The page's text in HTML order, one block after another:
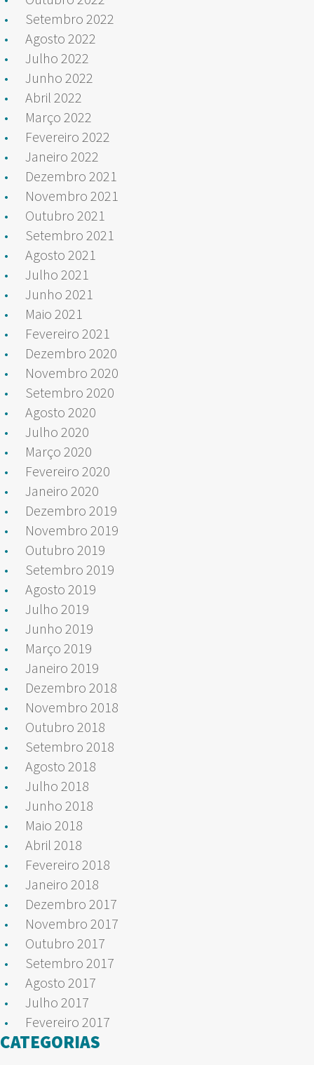
Setembro 2022
Agosto 2022
Julho 2022
Junho 2022
Abril 2022
Março 2022
Fevereiro 2022
Janeiro 2022
Dezembro 2021
Novembro 2021
Outubro 2021
Setembro 2021
Agosto 2021
Julho 2021
Junho 2021
Maio 2021
Fevereiro 2021
Dezembro 2020
Novembro 2020
Setembro 2020
Agosto 2020
Julho 2020
Março 2020
Fevereiro 2020
Janeiro 2020
Dezembro 2019
Novembro 2019
Outubro 2019
Setembro 2019
Agosto 2019
Julho 2019
Junho 2019
Março 2019
Janeiro 2019
Dezembro 2018
Novembro 2018
Outubro 2018
Setembro 2018
Agosto 2018
Julho 2018
Junho 2018
Maio 2018
Abril 2018
Fevereiro 2018
Janeiro 2018
Dezembro 2017
Novembro 2017
Outubro 2017
Setembro 2017
Agosto 2017
Julho 2017
Fevereiro 2017
CATEGORIAS